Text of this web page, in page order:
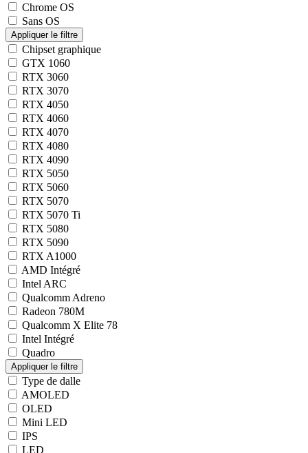
Chrome OS
Sans OS
Chipset graphique
GTX 1060
RTX 3060
RTX 3070
RTX 4050
RTX 4060
RTX 4070
RTX 4080
RTX 4090
RTX 5050
RTX 5060
RTX 5070
RTX 5070 Ti
RTX 5080
RTX 5090
RTX A1000
AMD Intégré
Intel ARC
Qualcomm Adreno
Radeon 780M
Qualcomm X Elite 78
Intel Intégré
Quadro
Type de dalle
AMOLED
OLED
Mini LED
IPS
LED